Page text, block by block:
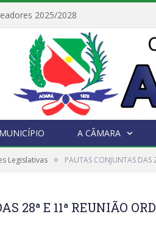
2025/2028
A CÂMARA
Legislativas » PAUTAS CONJUNTAS
28ª E 11ª REUNIÃO